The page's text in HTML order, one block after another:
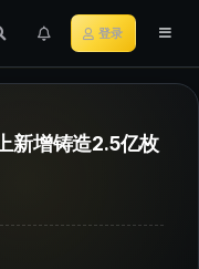
登录
新增铸造2.5亿枚